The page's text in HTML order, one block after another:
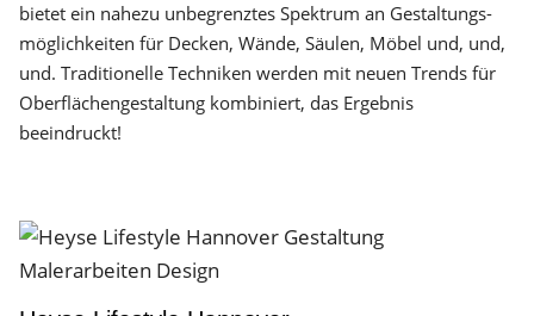
bietet ein nahezu unbegrenztes Spektrum an Gestaltungs­
möglichkeiten für Decken, Wände, Säulen, Möbel und, und,
und. Traditionelle Techniken werden mit neuen Trends für
Oberflächen­gestaltung kombiniert, das Ergebnis
beeindruckt!